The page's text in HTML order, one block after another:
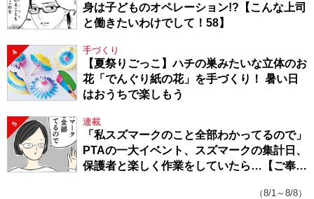
身は子どものオペレーション!?【こんな上司
と働きたいわけでして！58】
4 手づくり
【夏祭りごっこ】ハチの巣みたいな立体のお
花「でんぐり紙の花」を手づくり！ 暑い日
はおうちで楽しもう
5 連載
「私スズマークのこと全部わかってるので」
PTAの一大イベント、スズマークの集計日、
保護者と楽しく作業をしていたら…【ご奉仕
（8/1～8/8）